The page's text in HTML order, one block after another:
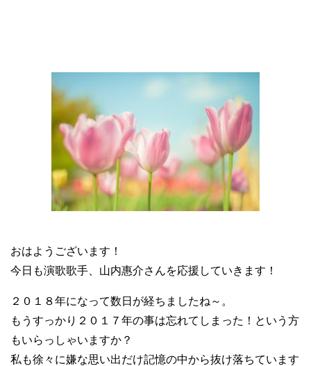
おはようございます！
今日も演歌歌手、山内惠介さんを応援していきます！
２０１８年になって数日が経ちましたね～。
もうすっかり２０１７年の事は忘れてしまった！という方
もいらっしゃいますか？
私も徐々に嫌な思い出だけ記憶の中から抜け落ちています